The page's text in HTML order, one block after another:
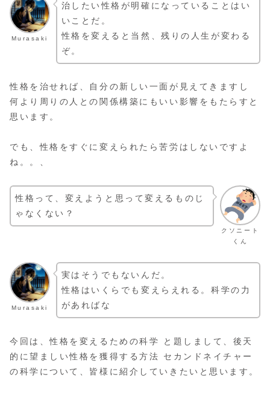
Murasaki
治したい性格が明確になっていることはい
いことだ。
性格を変えると当然、残りの人生が変わる
ぞ。
性格を治せれば、自分の新しい一面が見えてきますし
何より周りの人との関係構築にもいい影響をもたらすと
思います。
でも、性格をすぐに変えられたら苦労はしないですよ
ね。。、
クソニート
くん
性格って、変えようと思って変えるものじ
ゃなくない？
Murasaki
実はそうでもないんだ。
性格はいくらでも変えらえれる。科学の力
があればな
今回は、性格を変えるための科学 と題しまして、後天
的に望ましい性格を獲得する方法 セカンドネイチャー
の科学について、皆様に紹介していきたいと思います。